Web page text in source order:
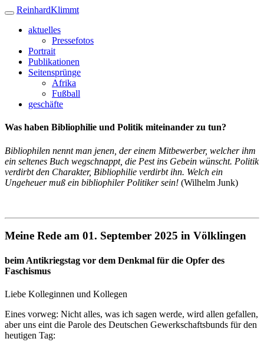
ReinhardKlimmt
aktuelles
Pressefotos
Portrait
Publikationen
Seitensprünge
Afrika
Fußball
geschäfte
Was haben Bibliophilie und Politik miteinander zu tun?
Bibliophilen nennt man jenen, der einem Mitbewerber, welcher ihm
ein seltenes Buch wegschnappt, die Pest ins Gebein wünscht. Politik
verdirbt den Charakter, Bibliophilie verdirbt ihn. Welch ein
Ungeheuer muß ein bibliophiler Politiker sein! (Wilhelm Junk)
Meine Rede am 01. September 2025 in Völklingen
beim Antikriegstag vor dem Denkmal für die Opfer des
Faschismus
Liebe Kolleginnen und Kollegen
Eines vorweg: Nicht alles, was ich sagen werde, wird allen gefallen,
aber uns eint die Parole des Deutschen Gewerkschaftsbunds für den
heutigen Tag: